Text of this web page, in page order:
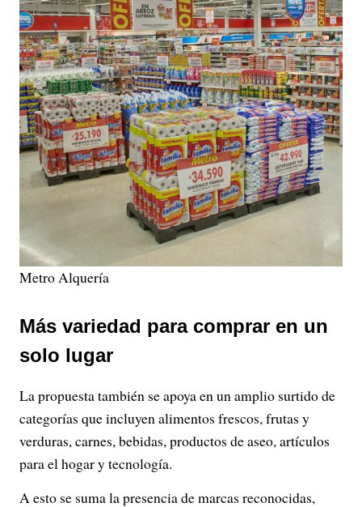
Metro Alquería
Más variedad para comprar en un
solo lugar
La propuesta también se apoya en un amplio surtido de
categorías que incluyen alimentos frescos, frutas y
verduras, carnes, bebidas, productos de aseo, artículos
para el hogar y tecnología.
A esto se suma la presencia de marcas reconocidas,